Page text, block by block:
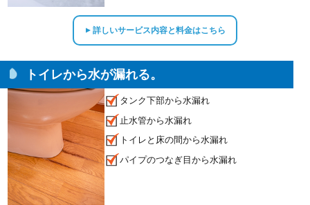
▲詳しいサービス内容と料金はこちら
トイレから水が漏れる。
タンク下部から水漏れ
止水管から水漏れ
トイレと床の間から水漏れ
パイプのつなぎ目から水漏れ